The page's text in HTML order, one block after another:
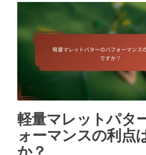
軽量マレットパタ
ォーマンスの利点